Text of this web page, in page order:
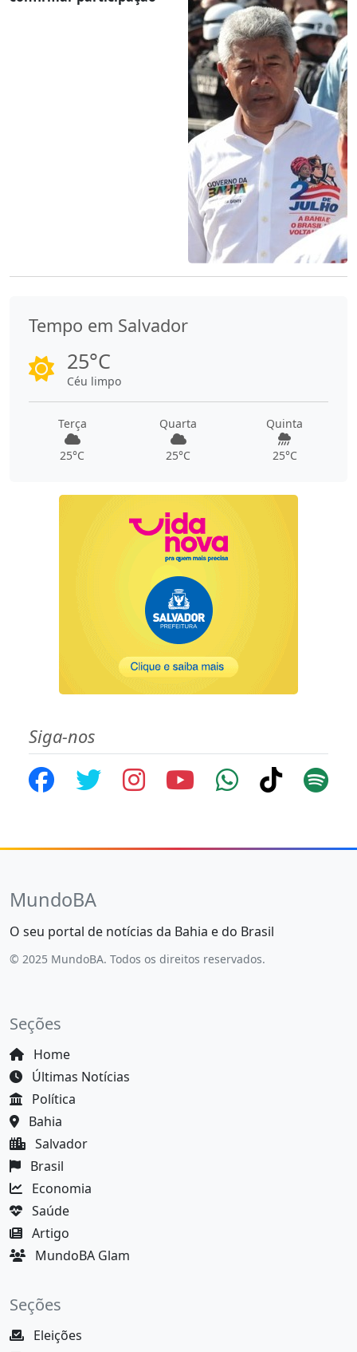
Tempo em Salvador
25°C
Céu limpo
Terça
25°C
Quarta
25°C
Quinta
25°C
Siga-nos
MundoBA
O seu portal de notícias da Bahia e do Brasil
© 2025 MundoBA. Todos os direitos reservados.
Seções
Home
Últimas Notícias
Política
Bahia
Salvador
Brasil
Economia
Saúde
Artigo
MundoBA Glam
Seções
Eleições